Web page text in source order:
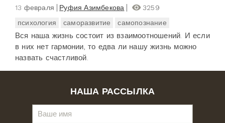
13 февраля Руфия Азимбекова
3259
психология
саморазвитие самопознание
Вся наша жизнь состоит из взаимоотношений. И если
в них нет гармонии, то едва ли нашу жизнь можно
назвать счастливой.
НАША РАССЫЛКА